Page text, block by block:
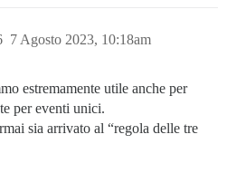
7 Agosto 2023, 10:18am
estremamente utile anche per
per eventi unici.
sia arrivato al “regola delle tre